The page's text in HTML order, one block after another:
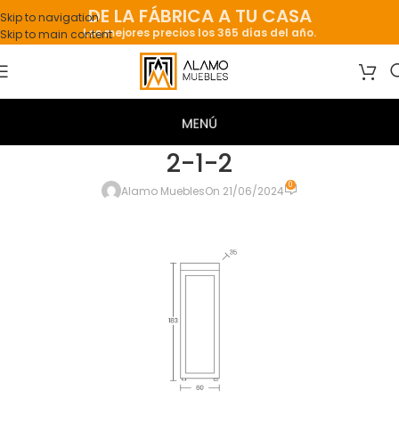
Skip to navigation
Skip to main content
DE LA FÁBRICA A TU CASA
Los mejores precios los 365 días del año.
2-1-2
Alamo MueblesOn 21/06/2024 0